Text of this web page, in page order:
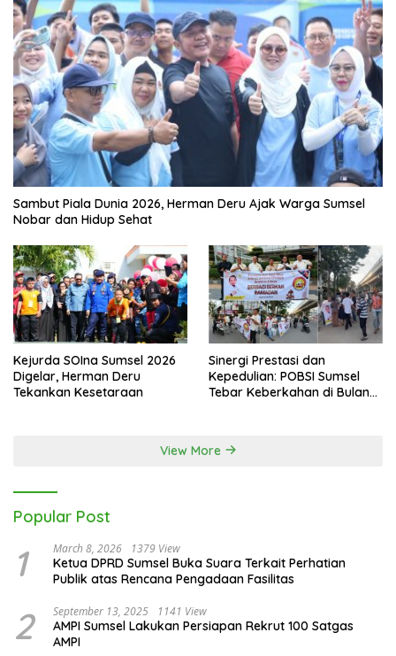
Sambut Piala Dunia 2026, Herman Deru Ajak Warga Sumsel
Nobar dan Hidup Sehat
Kejurda SOIna Sumsel 2026
Digelar, Herman Deru
Tekankan Kesetaraan
Sinergi Prestasi dan
Kepedulian: POBSI Sumsel
Tebar Keberkahan di Bulan
View More
Popular Post
1 March 8, 2026 1379 View
Ketua DPRD Sumsel Buka Suara Terkait Perhatian
Publik atas Rencana Pengadaan Fasilitas
2 September 13, 2025 1141 View
AMPI Sumsel Lakukan Persiapan Rekrut 100 Satgas
AMPI